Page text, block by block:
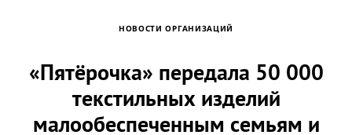
НОВОСТИ ОРГАНИЗАЦИЙ
«Пятёрочка» передала 50 000
текстильных изделий
малообеспеченным семьям и